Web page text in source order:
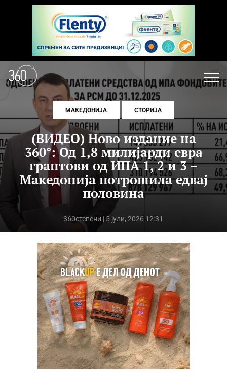
МАКЕДОНИЈА СТОРИЈА
(ВИДЕО) Ново издание на
360°: Од 1,8 милијарди евра
грантови од ИПА 1, 2 и 3 –
Македонија потрошила едвај
половина
360степени | 5 јули, 2026 12:31